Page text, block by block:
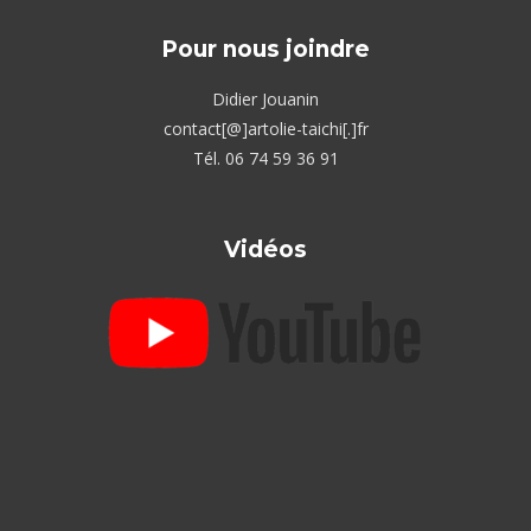
Pour nous joindre
Didier Jouanin
contact[@]artolie-taichi[.]fr
Tél. 06 74 59 36 91
Vidéos